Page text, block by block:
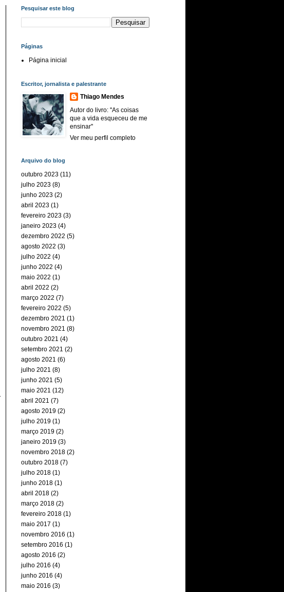
Pesquisar este blog
Páginas
Página inicial
Escritor, jornalista e palestrante
Thiago Mendes
Autor do livro: ''As coisas
que a vida esqueceu de me
ensinar''
Ver meu perfil completo
Arquivo do blog
outubro 2023 (11)
julho 2023 (8)
junho 2023 (2)
abril 2023 (1)
fevereiro 2023 (3)
janeiro 2023 (4)
dezembro 2022 (5)
agosto 2022 (3)
julho 2022 (4)
junho 2022 (4)
maio 2022 (1)
abril 2022 (2)
março 2022 (7)
fevereiro 2022 (5)
dezembro 2021 (1)
novembro 2021 (8)
outubro 2021 (4)
setembro 2021 (2)
agosto 2021 (6)
julho 2021 (8)
junho 2021 (5)
maio 2021 (12)
abril 2021 (7)
agosto 2019 (2)
julho 2019 (1)
março 2019 (2)
janeiro 2019 (3)
novembro 2018 (2)
outubro 2018 (7)
julho 2018 (1)
junho 2018 (1)
abril 2018 (2)
março 2018 (2)
fevereiro 2018 (1)
maio 2017 (1)
novembro 2016 (1)
setembro 2016 (1)
agosto 2016 (2)
julho 2016 (4)
junho 2016 (4)
maio 2016 (3)